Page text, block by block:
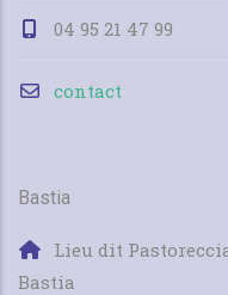
04 95 21 47 99
contact
Bastia
Lieu dit
Bastia